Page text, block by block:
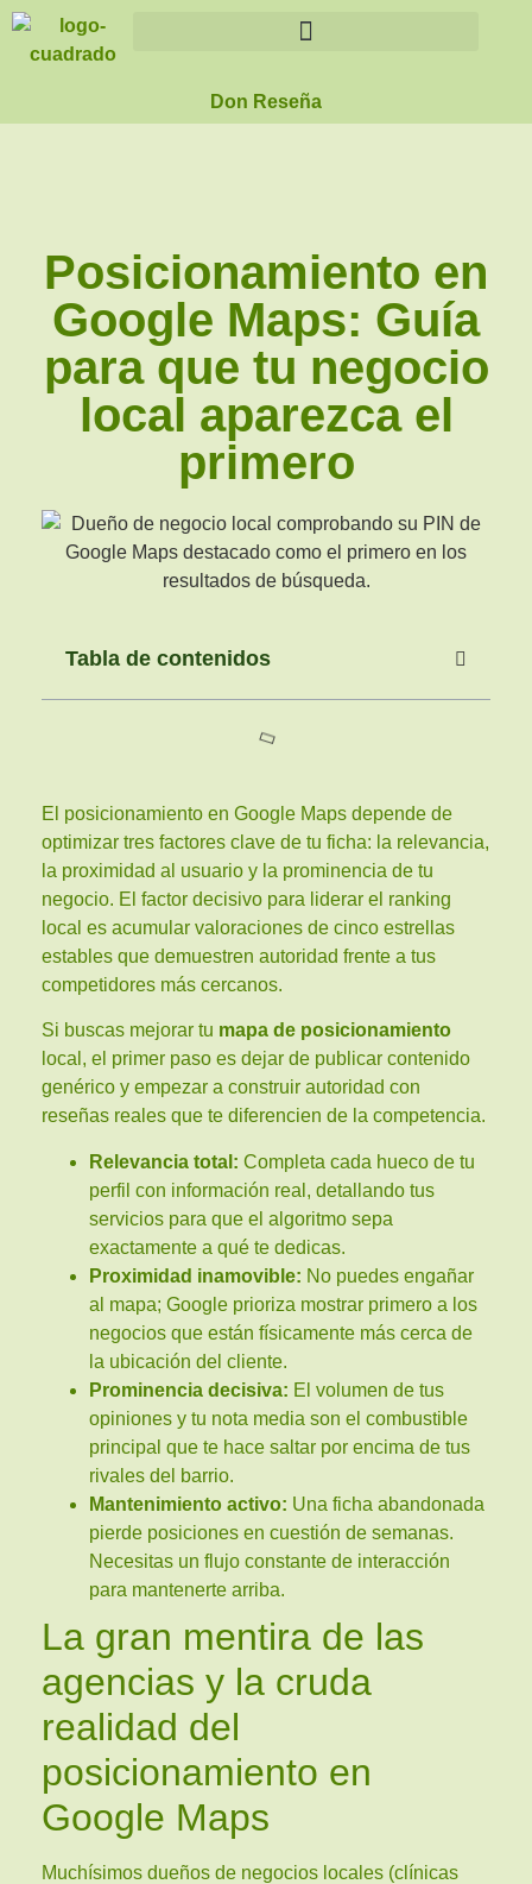
Don Reseña
Posicionamiento en
Google Maps: Guía
para que tu negocio
local aparezca el
primero
Tabla de contenidos
El posicionamiento en Google Maps depende de
optimizar tres factores clave de tu ficha: la relevancia,
la proximidad al usuario y la prominencia de tu
negocio. El factor decisivo para liderar el ranking
local es acumular valoraciones de cinco estrellas
estables que demuestren autoridad frente a tus
competidores más cercanos.
Si buscas mejorar tu mapa de posicionamiento
local, el primer paso es dejar de publicar contenido
genérico y empezar a construir autoridad con
reseñas reales que te diferencien de la competencia.
Relevancia total: Completa cada hueco de tu
perfil con información real, detallando tus
servicios para que el algoritmo sepa
exactamente a qué te dedicas.
Proximidad inamovible: No puedes engañar
al mapa; Google prioriza mostrar primero a los
negocios que están físicamente más cerca de
la ubicación del cliente.
Prominencia decisiva: El volumen de tus
opiniones y tu nota media son el combustible
principal que te hace saltar por encima de tus
rivales del barrio.
Mantenimiento activo: Una ficha abandonada
pierde posiciones en cuestión de semanas.
Necesitas un flujo constante de interacción
para mantenerte arriba.
La gran mentira de las
agencias y la cruda
realidad del
posicionamiento en
Google Maps
Muchísimos dueños de negocios locales (clínicas